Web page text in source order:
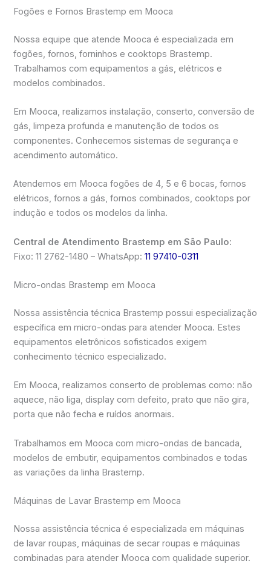
Fogões e Fornos Brastemp em Mooca
Nossa equipe que atende Mooca é especializada em
fogões, fornos, forninhos e cooktops Brastemp.
Trabalhamos com equipamentos a gás, elétricos e
modelos combinados.
Em Mooca, realizamos instalação, conserto, conversão de
gás, limpeza profunda e manutenção de todos os
componentes. Conhecemos sistemas de segurança e
acendimento automático.
Atendemos em Mooca fogões de 4, 5 e 6 bocas, fornos
elétricos, fornos a gás, fornos combinados, cooktops por
indução e todos os modelos da linha.
Central de Atendimento Brastemp em São Paulo:
Fixo: 11 2762-1480 – WhatsApp:11 97410-0311
Micro-ondas Brastemp em Mooca
Nossa assistência técnica Brastemp possui especialização
específica em micro-ondas para atender Mooca. Estes
equipamentos eletrônicos sofisticados exigem
conhecimento técnico especializado.
Em Mooca, realizamos conserto de problemas como: não
aquece, não liga, display com defeito, prato que não gira,
porta que não fecha e ruídos anormais.
Trabalhamos em Mooca com micro-ondas de bancada,
modelos de embutir, equipamentos combinados e todas
as variações da linha Brastemp.
Máquinas de Lavar Brastemp em Mooca
Nossa assistência técnica é especializada em máquinas
de lavar roupas, máquinas de secar roupas e máquinas
combinadas para atender Mooca com qualidade superior.